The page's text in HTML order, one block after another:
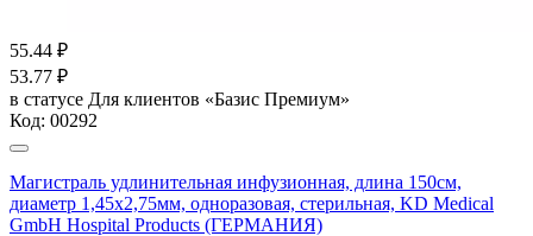
55.44 ₽
53.77 ₽
в статусе Для клиентов «Базис Премиум»
Код: 00292
Магистраль удлинительная инфузионная, длина 150см,
диаметр 1,45х2,75мм, одноразовая, стерильная, KD Medical
GmbH Hospital Products (ГЕРМАНИЯ)